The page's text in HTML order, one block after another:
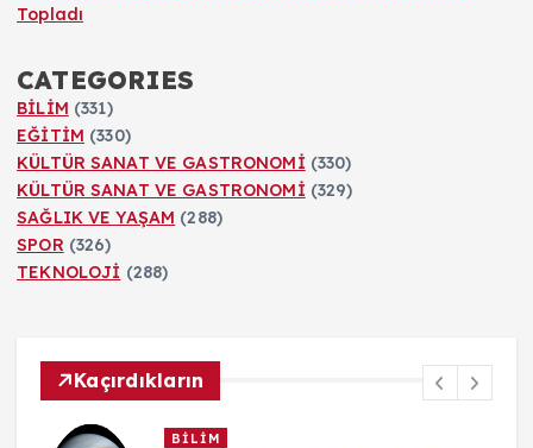
Topladı
CATEGORIES
BİLİM (331)
EĞİTİM (330)
KÜLTÜR SANAT VE GASTRONOMİ (330)
KÜLTÜR SANAT VE GASTRONOMİ (329)
SAĞLIK VE YAŞAM (288)
SPOR (326)
TEKNOLOJİ (288)
Kaçırdıkların
BİLİM